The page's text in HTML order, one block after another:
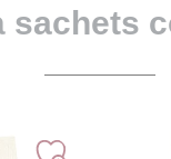
sachets